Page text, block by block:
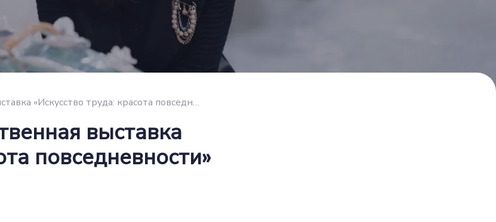
Коллективная художественная выставка «Искусство труда: красота повседневности»
выставка
повседневности»